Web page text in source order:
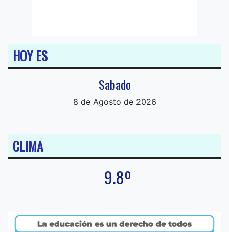
HOY ES
Sabado
8 de Agosto de 2026
CLIMA
9.8º